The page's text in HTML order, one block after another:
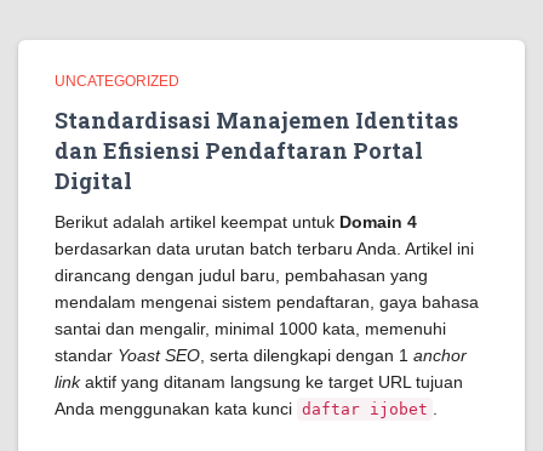
UNCATEGORIZED
Standardisasi Manajemen Identitas
dan Efisiensi Pendaftaran Portal
Digital
Berikut adalah artikel keempat untuk Domain 4
berdasarkan data urutan batch terbaru Anda. Artikel ini
dirancang dengan judul baru, pembahasan yang
mendalam mengenai sistem pendaftaran, gaya bahasa
santai dan mengalir, minimal 1000 kata, memenuhi
standar Yoast SEO , serta dilengkapi dengan 1 anchor
linkaktif yang ditanam langsung ke target URL tujuan
Anda menggunakan kata kunci daftar ijobet